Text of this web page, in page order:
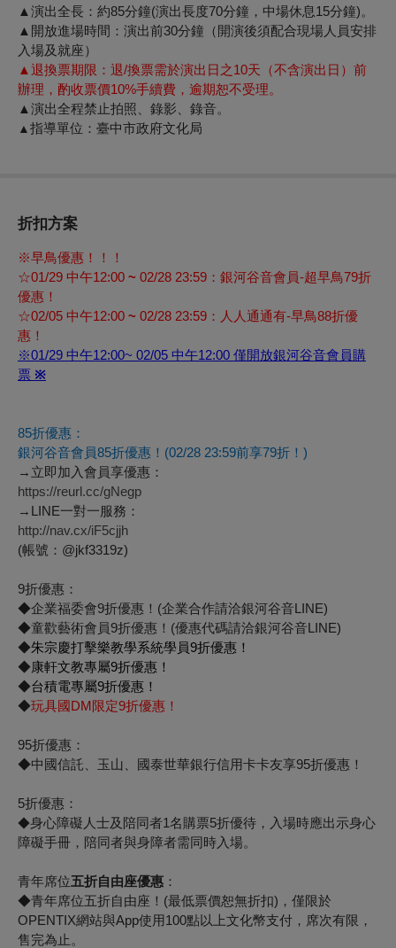
▲演出全長：約85分鐘(演出長度70分鐘，中場休息15分鐘)。
▲開放進場時間：演出前30分鐘（開演後須配合現場人員安排
入場及就座）
▲退換票期限：退/換票需於演出日之10天（不含演出日）前
辦理，酌收票價10%手續費，逾期恕不受理。
▲演出全程禁止拍照、錄影、錄音。
▲指導單位：臺中市政府文化局
折扣方案
※早鳥優惠！！！
☆01/29 中午12:00 ~ 02/28 23:59：銀河谷音會員-超早鳥79折
優惠！
☆02/05 中午12:00 ~ 02/28 23:59：人人通通有-早鳥88折優
惠！
※01/29 中午12:00~ 02/05 中午12:00 僅開放銀河谷音會員購
票 ※
85折優惠：
銀河谷音會員85折優惠！ (02/28 23:59前享79折！)
→立即加入會員享優惠：
https://reurl.cc/gNegp
→ LINE一對一服務：
http://nav.cx/iF5cjjh
(帳號：@jkf3319z)
9折優惠：
◆企業福委會9折優惠！(企業合作請洽銀河谷音LINE)
◆童歡藝術會員9折優惠！(優惠代碼請洽銀河谷音LINE)
◆朱宗慶打擊樂教學系統學員9折優惠！
◆康軒文教專屬9折優惠！
◆台積電專屬9折優惠！
◆玩具國DM限定9折優惠！
95折優惠：
◆中國信託、玉山、國泰世華銀行信用卡卡友享95折優惠！
5折優惠：
◆身心障礙人士及陪同者1名購票5折優待，入場時應出示身心
障礙手冊，陪同者與身障者需同時入場。
青年席位五折自由座優惠 ：
◆青年席位五折自由座！(最低票價恕無折扣)， 僅限於
OPENTIX網站與App使用100點以上文化幣支付， 席次有限，
售完為止。